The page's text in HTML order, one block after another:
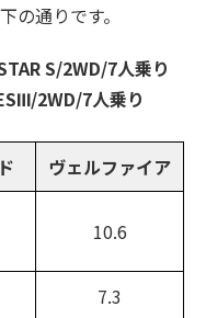
の通りです。
S/2WD/7人乗り
2WD/7人乗り
ヴェルファイア
10.6
7.3